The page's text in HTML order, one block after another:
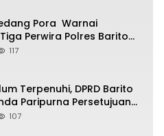
Pora Warnai
Perwira Polres Barito
Masa Pensiun
117
Terpenuhi, DPRD Barito
Paripurna Persetujuan
APBD
107